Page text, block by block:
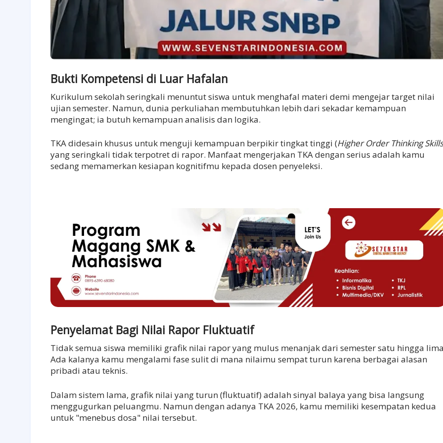
Bukti Kompetensi di Luar Hafalan
Kurikulum sekolah seringkali menuntut siswa untuk menghafal materi demi mengejar target nilai
ujian semester. Namun, dunia perkuliahan membutuhkan lebih dari sekadar kemampuan
mengingat; ia butuh kemampuan analisis dan logika.
TKA didesain khusus untuk menguji kemampuan berpikir tingkat tinggi (Higher Order Thinking Skills
yang seringkali tidak terpotret di rapor. Manfaat mengerjakan TKA dengan serius adalah kamu
sedang memamerkan kesiapan kognitifmu kepada dosen penyeleksi.
Penyelamat Bagi Nilai Rapor Fluktuatif
Tidak semua siswa memiliki grafik nilai rapor yang mulus menanjak dari semester satu hingga
Ada kalanya kamu mengalami fase sulit di mana nilaimu sempat turun karena berbagai alasan
pribadi atau teknis.
Dalam sistem lama, grafik nilai yang turun (fluktuatif) adalah sinyal balaya yang bisa langsung
menggugurkan peluangmu. Namun dengan adanya TKA 2026, kamu memiliki kesempatan kedua
untuk "menebus dosa" nilai tersebut.